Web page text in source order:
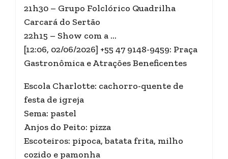
21h30 – Grupo Folclórico Quadrilha
Carcará do Sertão
22h15 – Show com a …
[12:06, 02/06/2026] +55 47 9148-9459: Praça
Gastronômica e Atrações Beneficentes
Escola Charlotte: cachorro-quente de
festa de igreja
Sema: pastel
Anjos do Peito: pizza
Escoteiros: pipoca, batata frita, milho
cozido e pamonha